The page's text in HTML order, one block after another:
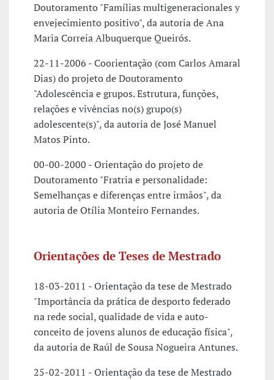
Doutoramento "Famílias multigeneracionales y
envejecimiento positivo", da autoria de Ana
Maria Correia Albuquerque Queirós.
22-11-2006 - Coorientação (com Carlos Amaral
Dias) do projeto de Doutoramento
"Adolescência e grupos. Estrutura, funções,
relações e vivências no(s) grupo(s)
adolescente(s)", da autoria de José Manuel
Matos Pinto.
00-00-2000 - Orientação do projeto de
Doutoramento "Fratria e personalidade:
Semelhanças e diferenças entre irmãos", da
autoria de Otília Monteiro Fernandes.
Orientações de Teses de Mestrado
18-03-2011 - Orientação da tese de Mestrado
"Importância da prática de desporto federado
na rede social, qualidade de vida e auto-
conceito de jovens alunos de educação física",
da autoria de Raúl de Sousa Nogueira Antunes.
25-02-2011 - Orientação da tese de Mestrado